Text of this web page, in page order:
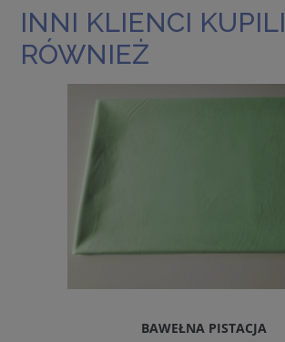
INNI KLIENCI KUPILI
RÓWNIEŻ
BAWEŁNA PISTACJA